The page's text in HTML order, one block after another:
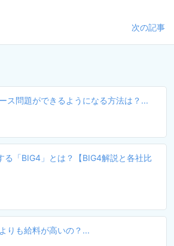
次の記事
ス問題ができるようになる方法は？...
る「BIG4」とは？【BIG4解説と各社比
りも給料が高いの？...